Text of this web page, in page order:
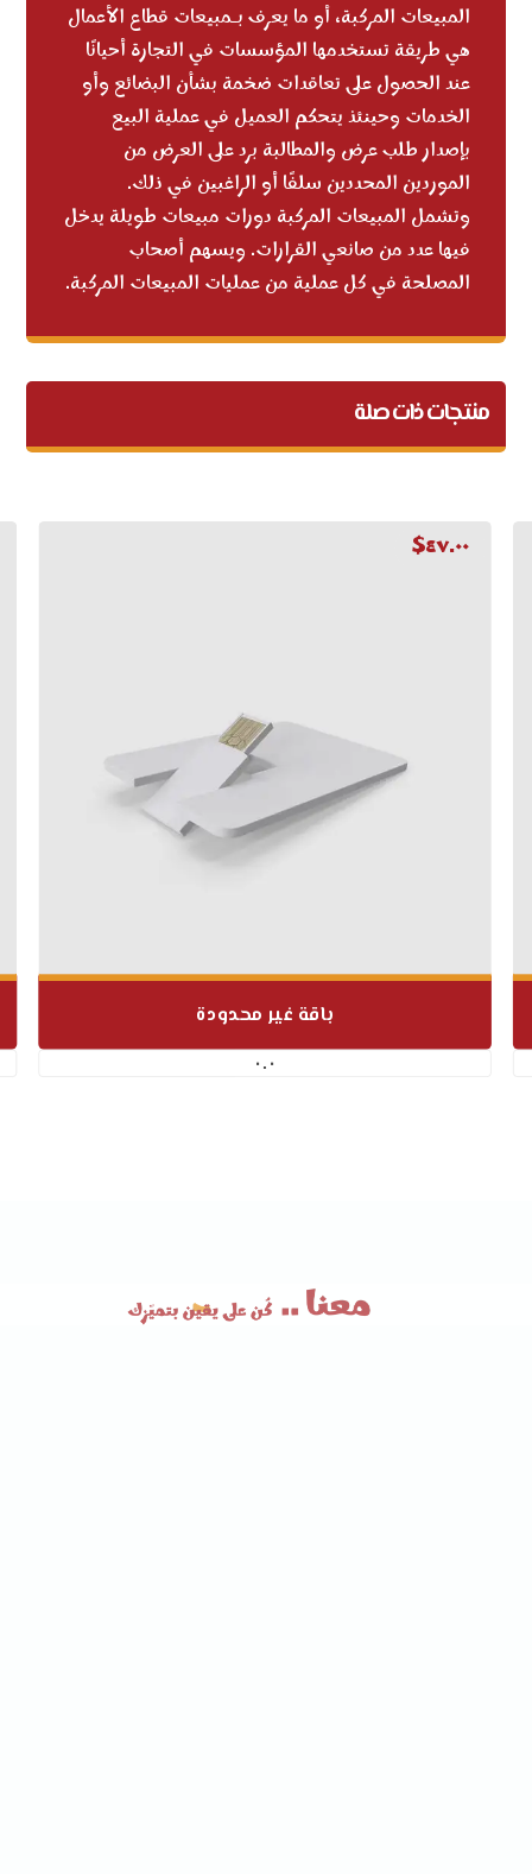
المبيعات المركبة، أو ما يعرف بـمبيعات قطاع الأعمال
هي طريقة تستخدمها المؤسسات في التجارة أحيانًا
عند الحصول على تعاقدات ضخمة بشأن البضائع وأو
الخدمات وحينئذ يتحكم العميل في عملية البيع
بإصدار طلب عرض والمطالبة برد على العرض من
الموردين المحددين سلفًا أو الراغبين في ذلك.
وتشمل المبيعات المركبة دورات مبيعات طويلة يدخل
فيها عدد من صانعي القرارات. ويسهم أصحاب
المصلحة في كل عملية من عمليات المبيعات المركبة.
منتجات ذات صلة
باقة غير محدودة
٠.٠
$٤٧.٠٠